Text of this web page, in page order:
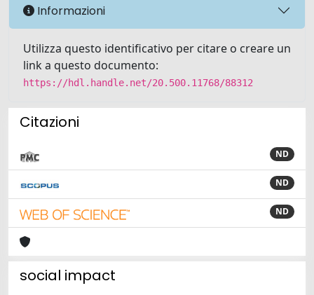
Informazioni
Utilizza questo identificativo per citare o creare un
link a questo documento:
https://hdl.handle.net/20.500.11768/88312
Citazioni
ND
ND
ND
social impact